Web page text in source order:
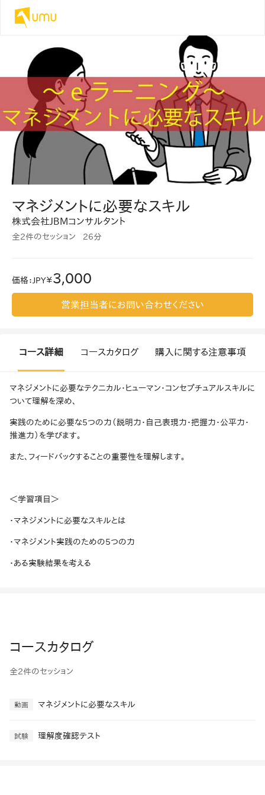
マネジメントに必要なスキル
株式会社JBMコンサルタント
全2件のセッション 26分
価格：JPY￥3,000
営業担当者にお問い合わせください
コース詳細 コースカタログ 購入に関する注意事項
マネジメントに必要なテクニカル・ヒューマン・コンセプチュアルスキルに
ついて理解を深め、
実践のために必要な5つの力（説明力・自己表現力・把握力・公平力・
推進力）を学びます。
また、フィードバックすることの重要性を理解します。
＜学習項目＞
・マネジメントに必要なスキルとは
・マネジメント実践のための5つの力
・ある実験結果を考える
コースカタログ
全2件のセッション
動画 マネジメントに必要なスキル
試験 理解度確認テスト